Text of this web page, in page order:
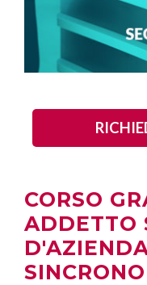
CORSO
ADDETTO
SINCRONO